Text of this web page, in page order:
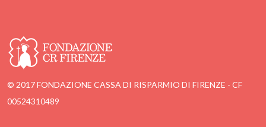
© 2017 FONDAZIONE CASSA DI RISPARMIO DI FIRENZE - CF
00524310489